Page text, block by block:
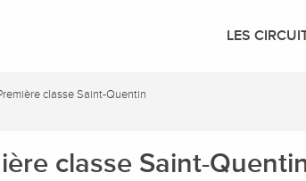
LES
classe Saint-Quentin
classe Saint-